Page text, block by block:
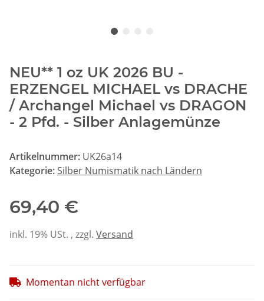
NEU** 1 oz UK 2026 BU -
ERZENGEL MICHAEL vs DRACHE
/ Archangel Michael vs DRAGON
- 2 Pfd. - Silber Anlagemünze
Artikelnummer: UK26a14
Kategorie: Silber Numismatik nach Ländern
69,40 €
inkl. 19% USt. , zzgl. Versand
Momentan nicht verfügbar